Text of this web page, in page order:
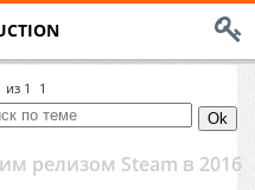
из 1 1
релизом Steam в 2016